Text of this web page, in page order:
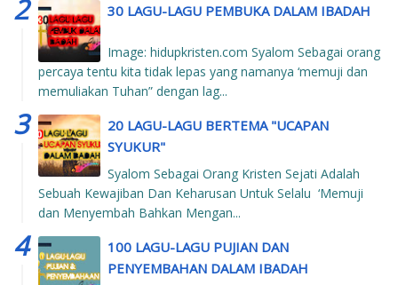
30 LAGU-LAGU PEMBUKA DALAM IBADAH
Image: hidupkristen.com Syalom Sebagai orang
percaya tentu kita tidak lepas yang namanya ‘memuji dan
memuliakan Tuhan” dengan lag...
20 LAGU-LAGU BERTEMA "UCAPAN
SYUKUR"
Syalom Sebagai Orang Kristen Sejati Adalah
Sebuah Kewajiban Dan Keharusan Untuk Selalu ‘Memuji
dan Menyembah Bahkan Mengan...
100 LAGU-LAGU PUJIAN DAN
PENYEMBAHAN DALAM IBADAH